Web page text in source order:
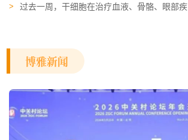
过去一周，干细胞在治疗血液、骨骼、眼部疾
博雅新闻